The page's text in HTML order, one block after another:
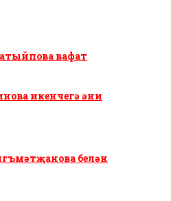
вафат
икенчегә әни
белән